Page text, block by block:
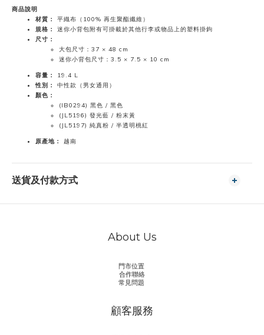
商品說明
材質：
平織布（100% 再生聚酯纖維）
規格：
迷你小背包附有可掛載於其他行李或物品上的塑料掛鉤
尺寸：
大包尺寸：37 × 48 cm
迷你小背包尺寸：3.5 × 7.5 × 10 cm
容量：
19.4 L
性別：
中性款（男女通用）
顏色：
(IB0294) 黑色 / 黑色
(JL5196) 發光藍 / 粉末黃
(JL5197) 純真粉 / 半透明桃紅
原產地： 越南
送貨及付款方式
About Us
門市位置
合作聯絡
常見問題
顧客服務